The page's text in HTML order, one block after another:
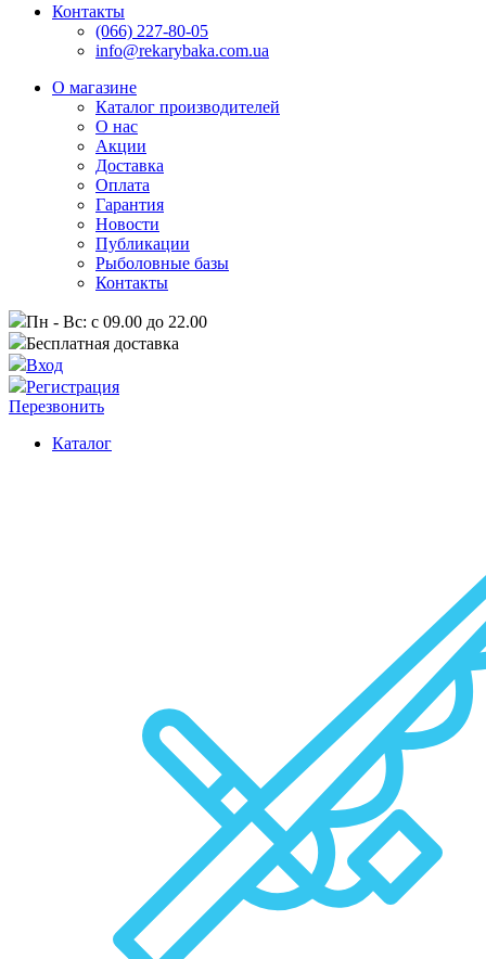
Контакты
(066) 227-80-05
info@rekarybaka.com.ua
О магазине
Каталог производителей
О нас
Акции
Доставка
Оплата
Гарантия
Новости
Публикации
Рыболовные базы
Контакты
Пн - Вс: с 09.00 до 22.00
Бесплатная доставка
Вход
Регистрация
Перезвонить
Каталог